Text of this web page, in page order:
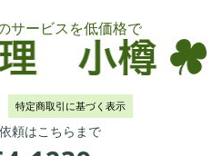
サービスを低価格で
特定商取引に基づく表示
頼はこちらまで